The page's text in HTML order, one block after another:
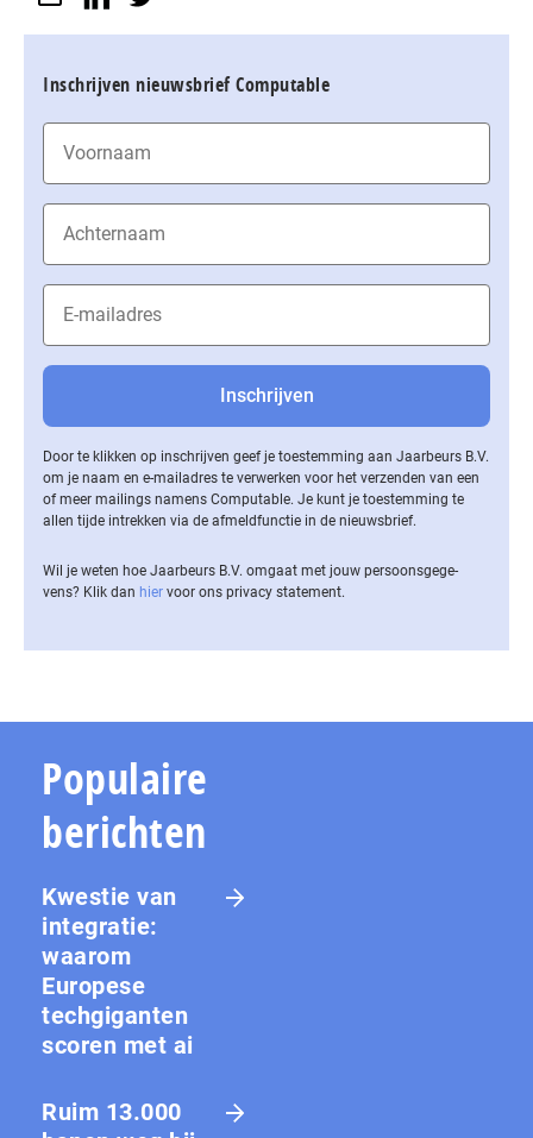
Inschrijven nieuwsbrief Computable
Door te klikken op inschrijven geef je toestemming aan Jaarbeurs B.V.
om je naam en e-mailadres te verwerken voor het verzenden van een
of meer mailings namens Computable. Je kunt je toestemming te
allen tijde intrekken via de af­meld­func­tie in de nieuwsbrief.
Wil je weten hoe Jaarbeurs B.V. omgaat met jouw per­soons­ge­ge­
vens? Klik dan hier voor ons privacy statement.
Populaire
berichten
Kwestie van
integratie:
waarom
Europese
techgiganten
scoren met ai
Ruim 13.000